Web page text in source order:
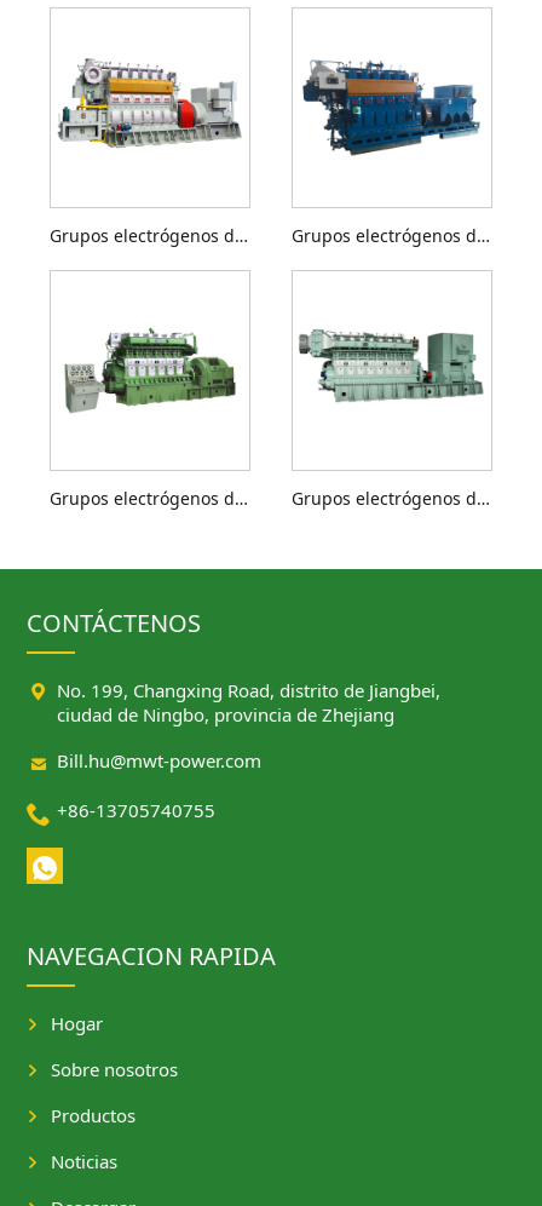
Grupos electrógenos diésel de 500 a 1350 kW Grupos electrógenos diésel de 800 a 1200 kW
Grupos electrógenos diésel de 1000 a 2000 kW Grupos electrógenos diésel de 1500 a 3000 kW
CONTÁCTENOS
 No. 199, Changxing Road, distrito de Jiangbei,
ciudad de Ningbo, provincia de Zhejiang
 Bill.hu@mwt-power.com
 +86-13705740755
NAVEGACION RAPIDA
Hogar
Sobre nosotros
Productos
Noticias